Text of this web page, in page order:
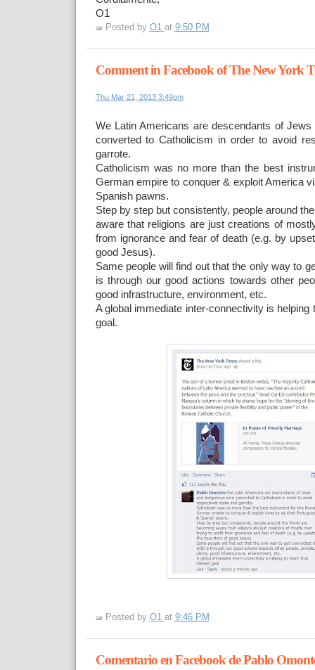
O1
Posted by O1 at 9:50 PM
Comment in Facebook of The New York
Thu Mar 21, 2013 3:49pm
We Latin Americans are descendants of Jews
converted to Catholicism in order to avoid
garrote.
Catholicism was no more than the best
German empire to conquer & exploit America
Spanish pawns.
Step by step but consistently, people around
aware that religions are just creations of
from ignorance and fear of death (e.g. by
good Jesus).
Same people will find out that the only way to
is through our good actions towards other
good infrastructure, environment, etc.
A global immediate inter-connectivity is helping
goal.
Posted by O1 at 9:46 PM
Comentario en Facebook de Pablo